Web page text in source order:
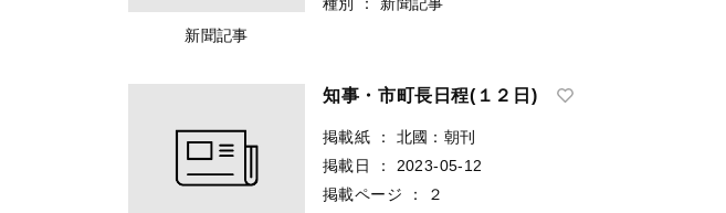
新聞記事
知事・市町長日程(１２日)
掲載紙 ：
北國：朝刊
掲載日
：
2023-05-12
掲載ページ
：
２